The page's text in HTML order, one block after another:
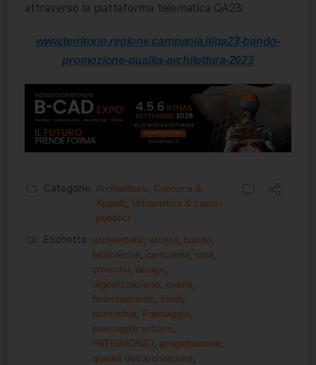
attraverso la piattaforma telematica QA23.
www.territorio.regione.campania.it/qa23-bando-
promozione-qualita-architettura-2023
Categorie: Architettura, Concorsi &
Appalti, Urbanistica & Lavori
pubblici
Etichette: architettura, archivi, bando,
biblioteche, campania, città,
concorsi, design,
digitalizzazione, eventi,
finanziamento, fondi,
normativa, Paesaggio,
paesaggio urbano,
PATRIMONIO, progettazione,
qualità dell'architettura,